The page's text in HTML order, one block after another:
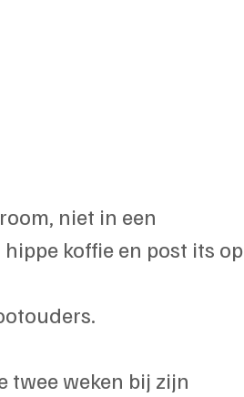
niet in een
koffie en post its op
twee weken bij zijn